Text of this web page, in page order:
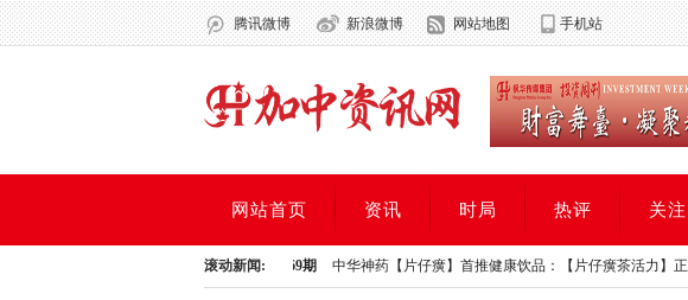
腾讯微博 新浪微博 网站地图 手机站
网站首页 资讯 时局 热评 关注
滚动新闻:
投资周刊269期 中华神药【片仔癀】首推健康饮品：【片仔癀茶活力】正式登